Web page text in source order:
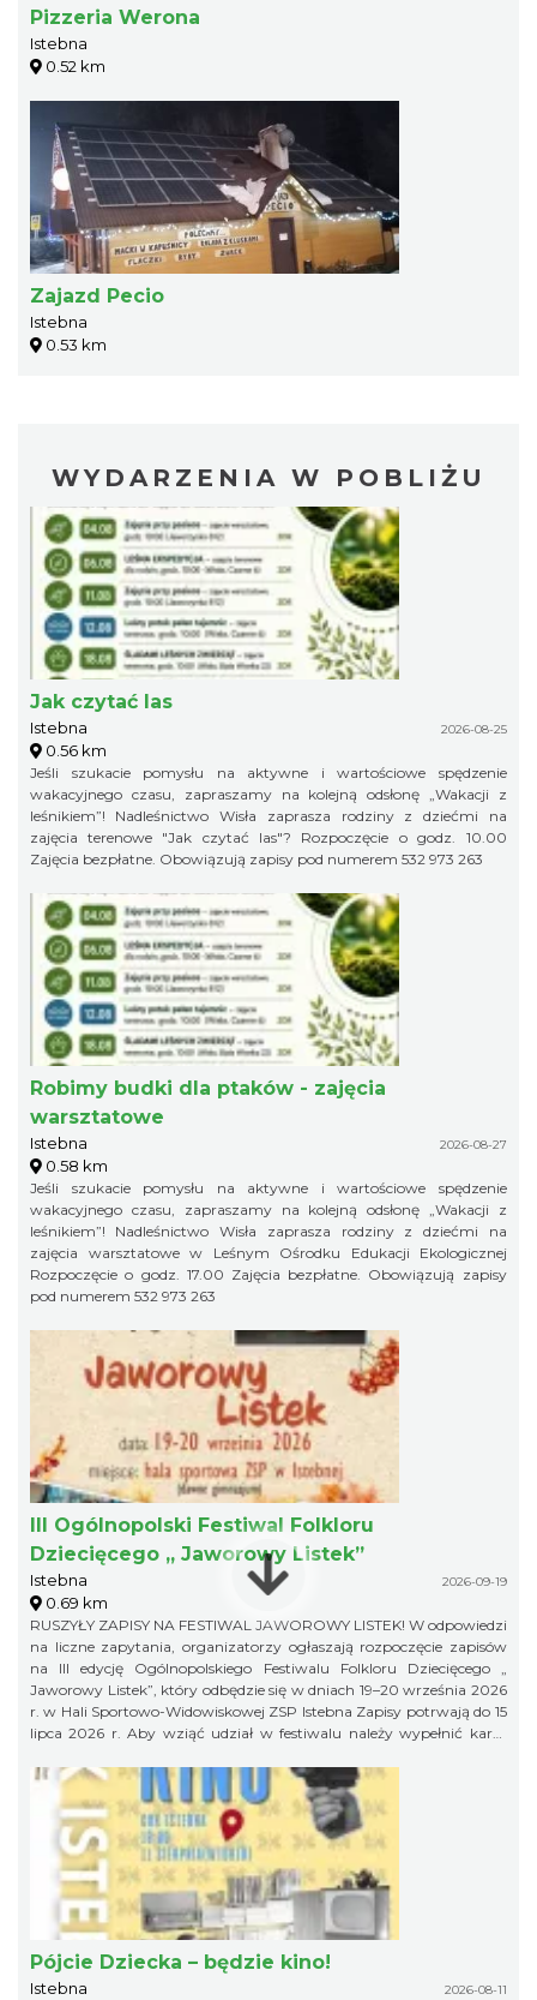
Pizzeria Werona
Istebna
0.52 km
Zajazd Pecio
Istebna
0.53 km
WYDARZENIA W POBLIŻU
Jak czytać las
Istebna 2026-08-25
0.56 km
Jeśli szukacie pomysłu na aktywne i wartościowe spędzenie
wakacyjnego czasu, zapraszamy na kolejną odsłonę „Wakacji z
leśnikiem”! Nadleśnictwo Wisła zaprasza rodziny z dziećmi na
zajęcia terenowe "Jak czytać las"? Rozpoczęcie o godz. 10.00
Zajęcia bezpłatne. Obowiązują zapisy pod numerem 532 973 263
Robimy budki dla ptaków - zajęcia
warsztatowe
Istebna 2026-08-27
0.58 km
Jeśli szukacie pomysłu na aktywne i wartościowe spędzenie
wakacyjnego czasu, zapraszamy na kolejną odsłonę „Wakacji z
leśnikiem”! Nadleśnictwo Wisła zaprasza rodziny z dziećmi na
zajęcia warsztatowe w Leśnym Ośrodku Edukacji Ekologicznej
Rozpoczęcie o godz. 17.00 Zajęcia bezpłatne. Obowiązują zapisy
pod numerem 532 973 263
III Ogólnopolski Festiwal Folkloru
Dziecięcego „ Jaworowy Listek”
Istebna 2026-09-19
0.69 km
RUSZYŁY ZAPISY NA FESTIWAL JAWOROWY LISTEK! W odpowiedzi
na liczne zapytania, organizatorzy ogłaszają rozpoczęcie zapisów
na III edycję Ogólnopolskiego Festiwalu Folkloru Dziecięcego „
Jaworowy Listek”, który odbędzie się w dniach 19–20 września 2026
r. w Hali Sportowo-Widowiskowej ZSP Istebna Zapisy potrwają do 15
lipca 2026 r. Aby wziąć udział w festiwalu należy wypełnić kartę
jaworowylistek@gmail.com
Pójcie Dziecka – będzie kino!
Istebna 2026-08-11